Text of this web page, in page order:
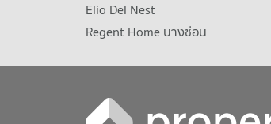
Elio Del Nest
Regent Home บางซ่อน